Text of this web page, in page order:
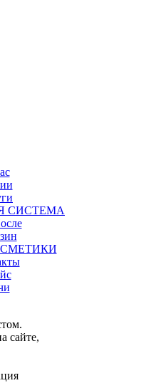
СИСТЕМА
сайте,